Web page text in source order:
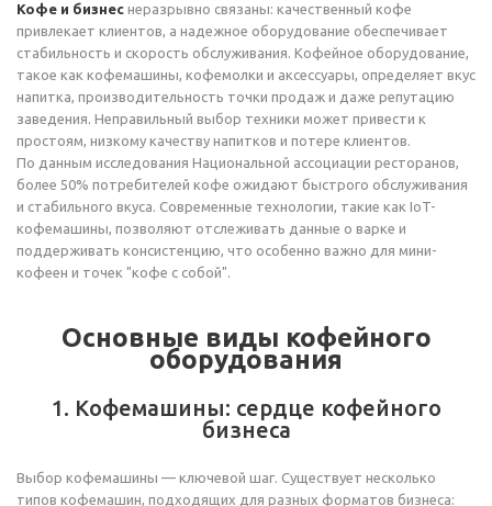
Кофе и бизнес неразрывно связаны: качественный кофе
привлекает клиентов, а надежное оборудование обеспечивает
стабильность и скорость обслуживания. Кофейное оборудование,
такое как кофемашины, кофемолки и аксессуары, определяет вкус
напитка, производительность точки продаж и даже репутацию
заведения. Неправильный выбор техники может привести к
простоям, низкому качеству напитков и потере клиентов.
По данным исследования Национальной ассоциации ресторанов,
более 50% потребителей кофе ожидают быстрого обслуживания
и стабильного вкуса. Современные технологии, такие как IoT-
кофемашины, позволяют отслеживать данные о варке и
поддерживать консистенцию, что особенно важно для мини-
кофеен и точек "кофе с собой".
Основные виды кофейного
оборудования
1. Кофемашины: сердце кофейного
бизнеса
Выбор кофемашины — ключевой шаг. Существует несколько
типов кофемашин, подходящих для разных форматов бизнеса: